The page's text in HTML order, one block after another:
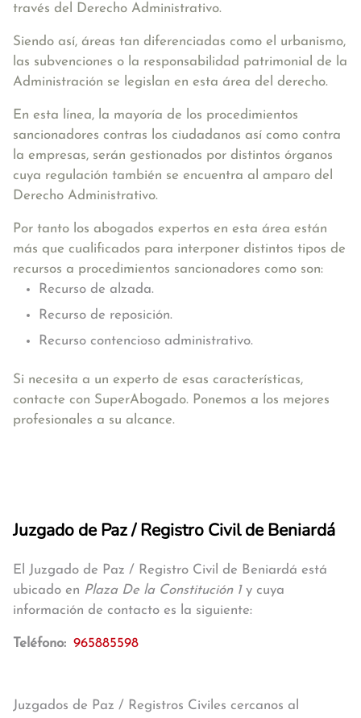
través del Derecho Administrativo.
Siendo así, áreas tan diferenciadas como el urbanismo,
las subvenciones o la responsabilidad patrimonial de la
Administración se legislan en esta área del derecho.
En esta línea, la mayoría de los procedimientos
sancionadores contras los ciudadanos así como contra
la empresas, serán gestionados por distintos órganos
cuya regulación también se encuentra al amparo del
Derecho Administrativo.
Por tanto los abogados expertos en esta área están
más que cualificados para interponer distintos tipos de
recursos a procedimientos sancionadores como son:
Recurso de alzada.
Recurso de reposición.
Recurso contencioso administrativo.
Si necesita a un experto de esas características,
contacte con SuperAbogado. Ponemos a los mejores
profesionales a su alcance.
Juzgado de Paz / Registro Civil de Beniardá
El Juzgado de Paz / Registro Civil de Beniardá está
ubicado en Plaza De la Constitución 1y cuya
información de contacto es la siguiente:
Teléfono: 965885598
Juzgados de Paz / Registros Civiles cercanos al